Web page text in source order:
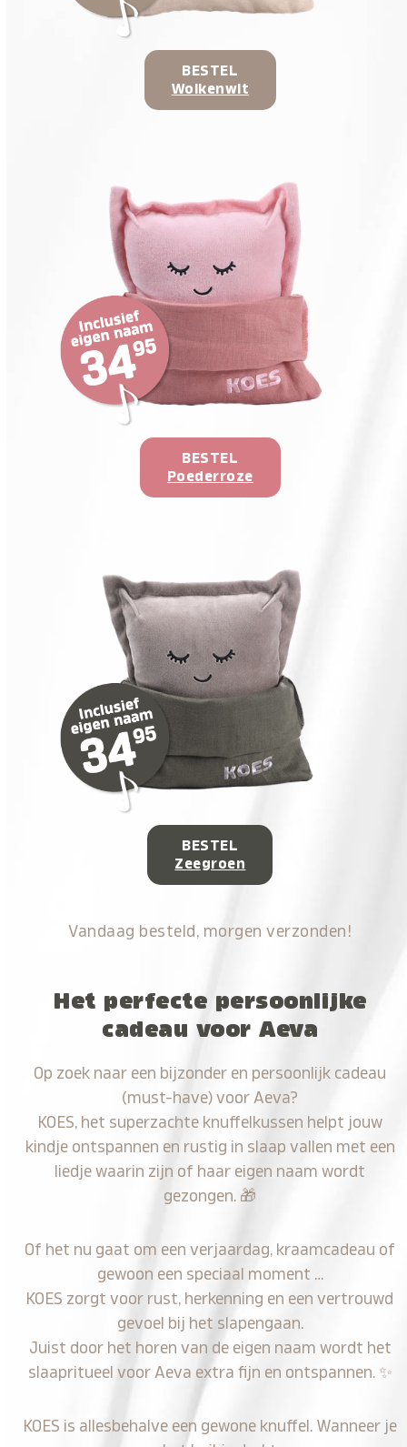
BESTEL
Wolkenwit
BESTEL
Poederroze
BESTEL
Zeegroen
Vandaag besteld, morgen verzonden!
Het perfecte persoonlijke
cadeau voor Aeva
Op zoek naar een bijzonder en persoonlijk cadeau
(must-have) voor Aeva?
KOES, het superzachte knuffelkussen helpt jouw
kindje ontspannen en rustig in slaap vallen met een
liedje waarin zijn of haar eigen naam wordt
gezongen. 🎁
Of het nu gaat om een verjaardag, kraamcadeau of
gewoon een speciaal moment …
KOES zorgt voor rust, herkenning en een vertrouwd
gevoel bij het slapengaan.
Juist door het horen van de eigen naam wordt het
slaapritueel voor Aeva extra fijn en ontspannen. ✨
KOES is allesbehalve een gewone knuffel. Wanneer je